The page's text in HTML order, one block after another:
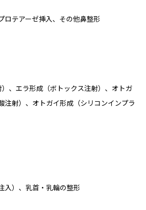
ロテアーゼ挿入、その他鼻整形
、エラ形成（ボトックス注射）、オトガ
注射）、オトガイ形成（シリコンインプラ
入）、乳首・乳輪の整形